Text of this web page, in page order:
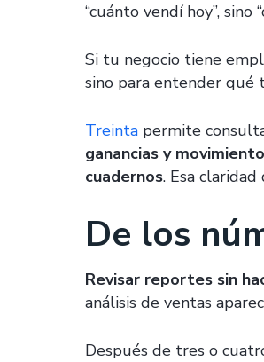
“cuánto vendí hoy”, sino
Si tu negocio tiene
sino para entender qué
Treinta permite
ganancias y
cuadernos. Esa
De los
Revisar reportes sin
análisis de ventas
Después de tres o